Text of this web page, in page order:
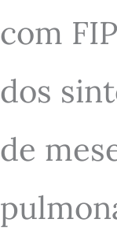
com
dos
de